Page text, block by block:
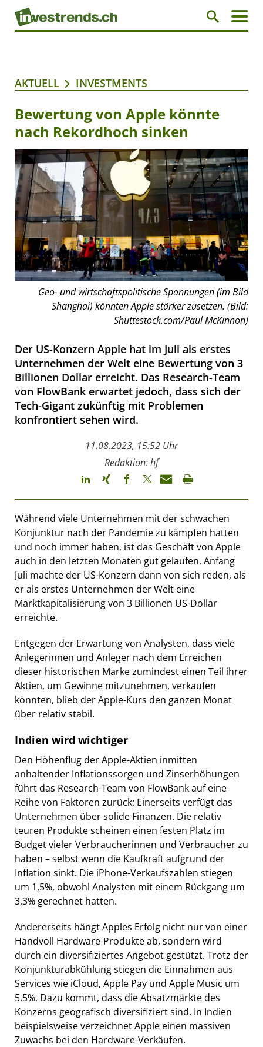
AKTUELL INVESTMENTS
Bewertung von Apple könnte
nach Rekordhoch sinken
Geo- und wirtschaftspolitische Spannungen (im Bild
Shanghai) könnten Apple stärker zusetzen. (Bild:
Shuttestock.com/Paul McKinnon)
Der US-Konzern Apple hat im Juli als erstes
Unternehmen der Welt eine Bewertung von 3
Billionen Dollar erreicht. Das Research-Team
von FlowBank erwartet jedoch, dass sich der
Tech-Gigant zukünftig mit Problemen
konfrontiert sehen wird.
11.08.2023, 15:52 Uhr
Redaktion: hf
Während viele Unternehmen mit der schwachen
Konjunktur nach der Pandemie zu kämpfen hatten
und noch immer haben, ist das Geschäft von Apple
auch in den letzten Monaten gut gelaufen. Anfang
Juli machte der US-Konzern dann von sich reden, als
er als erstes Unternehmen der Welt eine
Marktkapitalisierung von 3 Billionen US-Dollar
erreichte.
Entgegen der Erwartung von Analysten, dass viele
Anlegerinnen und Anleger nach dem Erreichen
dieser historischen Marke zumindest einen Teil ihrer
Aktien, um Gewinne mitzunehmen, verkaufen
könnten, blieb der Apple-Kurs den ganzen Monat
über relativ stabil.
Indien wird wichtiger
Den Höhenflug der Apple-Aktien inmitten
anhaltender Inflationssorgen und Zinserhöhungen
führt das Research-Team von FlowBank auf eine
Reihe von Faktoren zurück: Einerseits verfügt das
Unternehmen über solide Finanzen. Die relativ
teuren Produkte scheinen einen festen Platz im
Budget vieler Verbraucherinnen und Verbraucher zu
haben – selbst wenn die Kaufkraft aufgrund der
Inflation sinkt. Die iPhone-Verkaufszahlen stiegen
um 1,5%, obwohl Analysten mit einem Rückgang um
3,3% gerechnet hatten.
Andererseits hängt Apples Erfolg nicht nur von einer
Handvoll Hardware-Produkte ab, sondern wird
durch ein diversifiziertes Angebot gestützt. Trotz der
Konjunkturabkühlung stiegen die Einnahmen aus
Services wie iCloud, Apple Pay und Apple Music um
5,5%. Dazu kommt, dass die Absatzmärkte des
Konzerns geografisch diversifiziert sind. In Indien
beispielsweise verzeichnet Apple einen massiven
Zuwachs bei den Hardware-Verkäufen.